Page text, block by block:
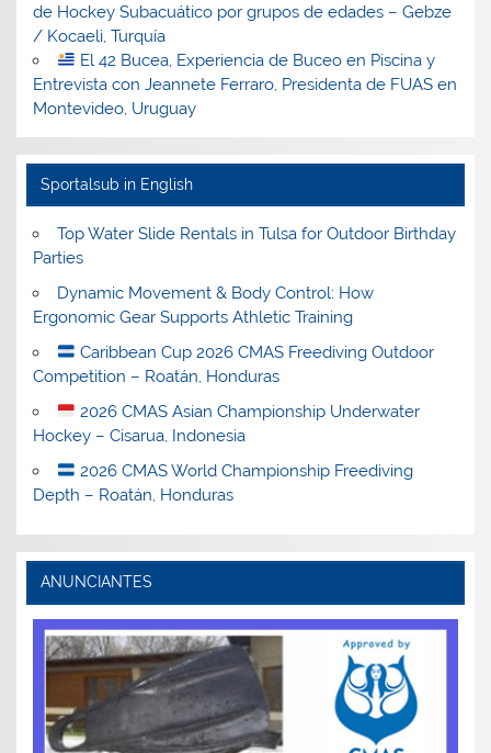
de Hockey Subacuático por grupos de edades – Gebze
/ Kocaeli, Turquía
El 42 Bucea, Experiencia de Buceo en Piscina y
Entrevista con Jeannete Ferraro, Presidenta de FUAS en
Montevideo, Uruguay
Sportalsub in English
Top Water Slide Rentals in Tulsa for Outdoor Birthday
Parties
Dynamic Movement & Body Control: How
Ergonomic Gear Supports Athletic Training
Caribbean Cup 2026 CMAS Freediving Outdoor
Competition – Roatán, Honduras
2026 CMAS Asian Championship Underwater
Hockey – Cisarua, Indonesia
2026 CMAS World Championship Freediving
Depth – Roatán, Honduras
ANUNCIANTES